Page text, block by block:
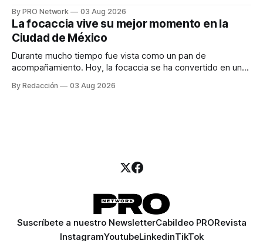
para los textos, alguien que supiera de publicidad digital
para encontrar prospectos, un vendedor para atender
llamadas y mensajes, y —con suerte— una persona
By PRO Network 03 Aug 2026
La focaccia vive su mejor momento en la
Ciudad de México
Durante mucho tiempo fue vista como un pan de
acompañamiento. Hoy, la focaccia se ha convertido en uno
artesanal, ingredientes de calidad y experiencias que
By Redacción 03 Aug 2026
Suscríbete a nuestro NewsletterCabildeo PRORevista
InstagramYoutubeLinkedinTikTok